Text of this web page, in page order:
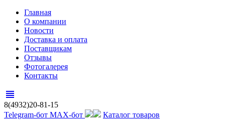
Главная
О компании
Новости
Доставка и оплата
Поставщикам
Отзывы
Фотогалерея
Контакты
view_headline
8(4932)20-81-15
Telegram-бот MAX-бот
Каталог товаров